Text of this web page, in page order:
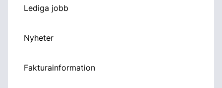
Lediga jobb
Nyheter
Fakturainformation